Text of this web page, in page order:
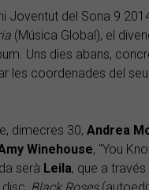
Joventut del Sona 9
(Música Global), el
Uns dies abans,
les coordenades del
dimecres 30, Andrea
Winehouse, "You
serà Leila, que a